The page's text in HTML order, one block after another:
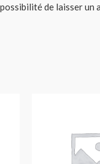
de laisser un